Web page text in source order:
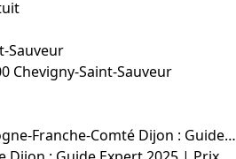
Sauveur
Chevigny-Saint-Sauveur
Franche-Comté Dijon : Guide…